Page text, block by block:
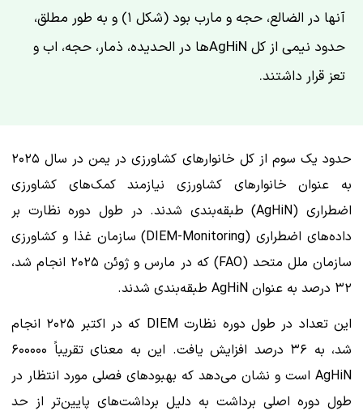
آنها در الضالع، حجه و مارب بود (شکل ۱) و به طور مطلق،
حدود نیمی از کل AgHiNها در الحدیده، ذمار، حجه، اب و
تعز قرار داشتند.
حدود یک سوم از کل خانوارهای کشاورزی در یمن در سال ۲۰۲۵
به عنوان خانوارهای کشاورزی نیازمند کمک‌های کشاورزی
اضطراری (AgHiN) طبقه‌بندی شدند. در طول دوره نظارت بر
داده‌های اضطراری (DIEM-Monitoring) سازمان غذا و کشاورزی
سازمان ملل متحد (FAO) که در مارس و ژوئن ۲۰۲۵ انجام شد،
۳۲ درصد به عنوان AgHiN طبقه‌بندی شدند.
این تعداد در طول دوره نظارت DIEM که در اکتبر ۲۰۲۵ انجام
شد، به ۳۶ درصد افزایش یافت. این به معنای تقریباً ۶۰۰۰۰۰
AgHiN است و نشان می‌دهد که بهبودهای فصلی مورد انتظار در
طول دوره اصلی برداشت به دلیل برداشت‌های پایین‌تر از حد